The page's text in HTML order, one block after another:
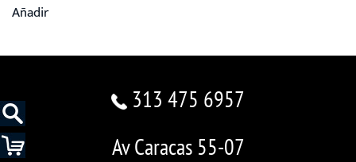
Añadir
313 475 6957
Av Caracas 55-07